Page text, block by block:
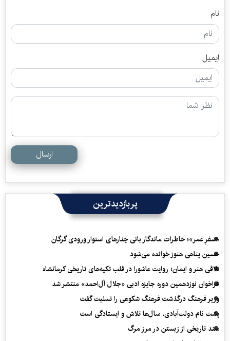
نام
ایمیل
ارسال
پربازدیدترین
«سفرِ عمر»؛ خاطرات ماندگار بانی چنارهای استوار ورودی گرگان
حسین پناهی هنوز خوانده می‌شود
تلاقی هنر و ایمان؛ روایت عاشورا در قلب تکیه‌های تاریخی کرمانشاه
فراخوان نوزدهمین دوره جایزه ادبی «جلال آل‌احمد» منتشر شد
وزیر فرهنگ درگذشت فرهنگ شکوهی را تسلیت گفت
پشت نام دولت‌آبادی، سال‌ها تلاش و ایستادگی است
سند تاریخی از زیستن در مرز مرگ